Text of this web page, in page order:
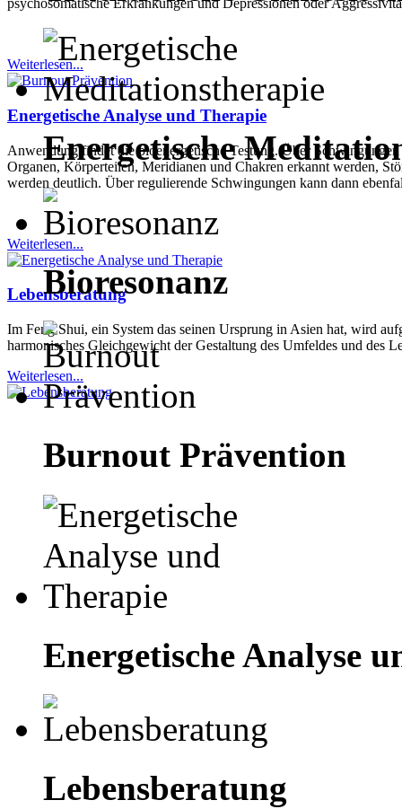
psychosomatische Erkrankungen und Depressionen oder
Weiterlesen...
Energetische Analyse und Therapie
Anwendung findet die bioenergetische Testung. Über
Organen, Körperteilen, Meridianen und Chakren erkannt werden,
werden deutlich. Über regulierende Schwingungen kann dann
Weiterlesen...
Lebensberatung
Im Feng Shui, ein System das seinen Ursprung in Asien hat, wird
harmonisches Gleichgewicht der Gestaltung des Umfeldes und des
Weiterlesen...
Energetische
Bioresonanz
Burnout Prävention
Energetische Analyse
Lebensberatung